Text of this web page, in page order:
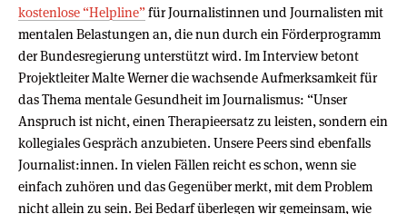
kostenlose “Helpline”für Journalistinnen und Journalisten mit
mentalen Belastungen an, die nun durch ein Förderprogramm
der Bundesregierung unterstützt wird. Im Interview betont
Projektleiter Malte Werner die wachsende Aufmerksamkeit für
das Thema mentale Gesundheit im Journalismus: “Unser
Anspruch ist nicht, einen Therapieersatz zu leisten, sondern ein
kollegiales Gespräch anzubieten. Unsere Peers sind ebenfalls
Journalist:innen. In vielen Fällen reicht es schon, wenn sie
einfach zuhören und das Gegenüber merkt, mit dem Problem
nicht allein zu sein. Bei Bedarf überlegen wir gemeinsam, wie